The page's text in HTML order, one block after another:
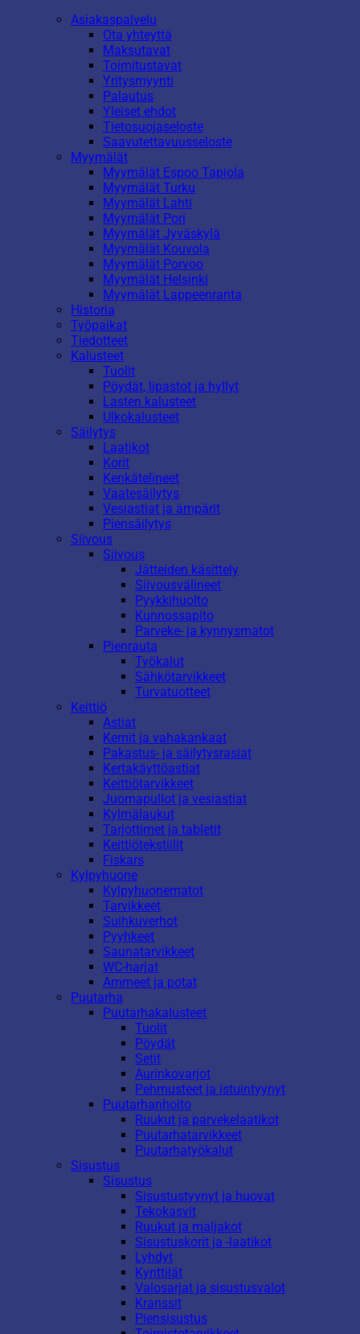
Asiakaspalvelu
Ota yhteyttä
Maksutavat
Toimitustavat
Yritysmyynti
Palautus
Yleiset ehdot
Tietosuojaseloste
Saavutettavuusseloste
Myymälät
Myymälät Espoo Tapiola
Myymälät Turku
Myymälät Lahti
Myymälät Pori
Myymälät Jyväskylä
Myymälät Kouvola
Myymälät Porvoo
Myymälät Helsinki
Myymälät Lappeenranta
Historia
Työpaikat
Tiedotteet
Kalusteet
Tuolit
Pöydät, lipastot ja hyllyt
Lasten kalusteet
Ulkokalusteet
Säilytys
Laatikot
Korit
Kenkätelineet
Vaatesäilytys
Vesiastiat ja ämpärit
Piensäilytys
Siivous
Siivous
Jätteiden käsittely
Siivousvälineet
Pyykkihuolto
Kunnossapito
Parveke- ja kynnysmatot
Pienrauta
Työkalut
Sähkötarvikkeet
Turvatuotteet
Keittiö
Astiat
Kernit ja vahakankaat
Pakastus- ja säilytysrasiat
Kertakäyttöastiat
Keittiötarvikkeet
Juomapullot ja vesiastiat
Kylmälaukut
Tarjottimet ja tabletit
Keittiötekstiilit
Fiskars
Kylpyhuone
Kylpyhuonematot
Tarvikkeet
Suihkuverhot
Pyyhkeet
Saunatarvikkeet
WC-harjat
Ammeet ja potat
Puutarha
Puutarhakalusteet
Tuolit
Pöydät
Setit
Aurinkovarjot
Pehmusteet ja istuintyynyt
Puutarhanhoito
Ruukut ja parvekelaatikot
Puutarhatarvikkeet
Puutarhatyökalut
Sisustus
Sisustus
Sisustustyynyt ja huovat
Tekokasvit
Ruukut ja maljakot
Sisustuskorit ja -laatikot
Lyhdyt
Kynttilät
Valosarjat ja sisustusvalot
Kranssit
Piensisustus